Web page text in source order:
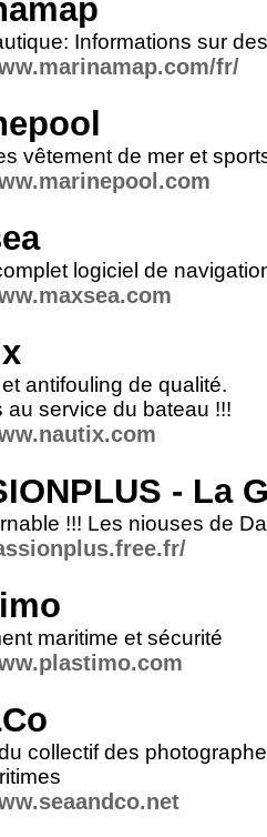
Informations sur
fr/
vêtement de mer et
logiciel de
antifouling de qualité.
au service du bateau !!!
- La
!!! Les niouses de
maritime et sécurité
collectif des